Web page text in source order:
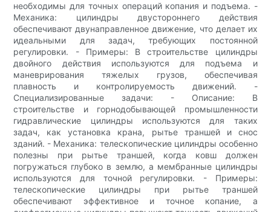
необходимы для точных операций копания и подъема. -
Механика: цилиндры двустороннего действия
обеспечивают двунаправленное движение, что делает их
идеальными для задач, требующих постоянной
регулировки. - Примеры: В строительстве цилиндры
двойного действия используются для подъема и
маневрирования тяжелых грузов, обеспечивая
плавность и контролируемость движений. -
Специализированные задачи: - Описание: В
строительстве и горнодобывающей промышленности
гидравлические цилиндры используются для таких
задач, как установка крана, рытье траншей и снос
зданий. - Механика: телескопические цилиндры особенно
полезны при рытье траншей, когда ковш должен
погружаться глубоко в землю, а мембранные цилиндры
используются для точной регулировки. - Примеры:
телескопические цилиндры при рытье траншей
обеспечивают эффективное и точное копание, а